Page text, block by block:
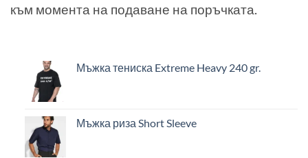
към момента на подаване на поръчката.
Мъжка тениска Extreme Heavy 240 gr.
Мъжка риза Short Sleeve